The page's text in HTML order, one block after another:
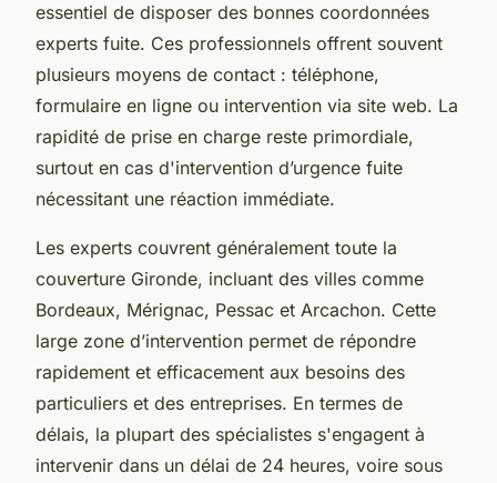
essentiel de disposer des bonnes coordonnées
experts fuite. Ces professionnels offrent souvent
plusieurs moyens de contact : téléphone,
formulaire en ligne ou intervention via site web. La
rapidité de prise en charge reste primordiale,
surtout en cas d'intervention d’urgence fuite
nécessitant une réaction immédiate.
Les experts couvrent généralement toute la
couverture Gironde, incluant des villes comme
Bordeaux, Mérignac, Pessac et Arcachon. Cette
large zone d’intervention permet de répondre
rapidement et efficacement aux besoins des
particuliers et des entreprises. En termes de
délais, la plupart des spécialistes s'engagent à
intervenir dans un délai de 24 heures, voire sous